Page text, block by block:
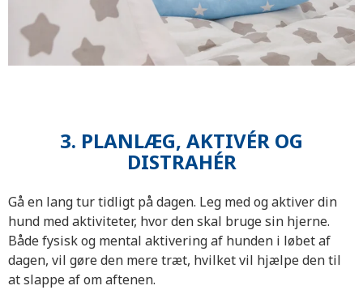
3. PLANLÆG, AKTIVÉR OG
DISTRAHÉR
Gå en lang tur tidligt på dagen. Leg med og aktiver din
hund med aktiviteter, hvor den skal bruge sin hjerne.
Både fysisk og mental aktivering af hunden i løbet af
dagen, vil gøre den mere træt, hvilket vil hjælpe den til
at slappe af om aftenen.